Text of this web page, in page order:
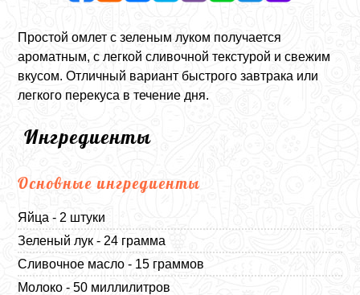
Простой омлет с зеленым луком получается
ароматным, с легкой сливочной текстурой и свежим
вкусом. Отличный вариант быстрого завтрака или
легкого перекуса в течение дня.
Ингредиенты
Основные ингредиенты
Яйца - 2 штуки
Зеленый лук - 24 грамма
Сливочное масло - 15 граммов
Молоко - 50 миллилитров